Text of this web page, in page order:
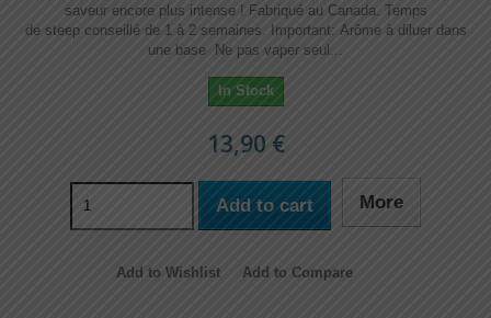
saveur encore plus intense ! Fabriqué au Canada. Temps
de steep conseillé de 1 à 2 semaines. Important: Arôme à diluer dans
une base Ne pas vaper seul...
In Stock
13,90 €
Add to cart More
Add to Wishlist Add to Compare